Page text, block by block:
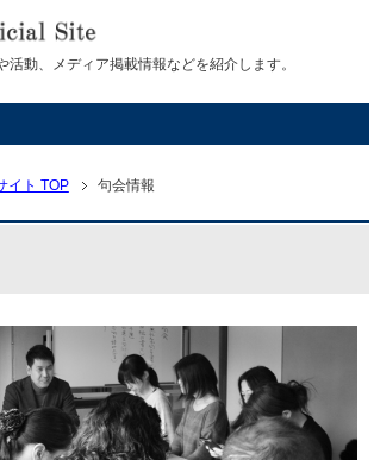
活動、メディア掲載情報などを紹介します。
イト TOP 句会情報